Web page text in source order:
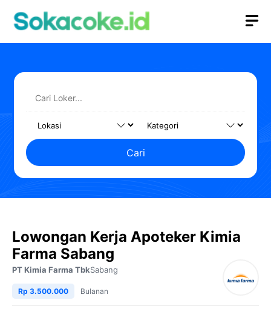
Cari
Lowongan Kerja Apoteker Kimia
Farma Sabang
PT Kimia Farma TbkSabang
Rp 3.500.000 Bulanan